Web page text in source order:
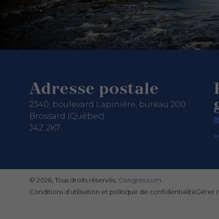
Adresse postale
2340, boulevard Lapinière, bureau 200
Brossard (Québec)
J4Z 2K7
© 2026, Tous droits réservés, Congres.com
Conditions d’utilisation et politique de confidentialitéGérer